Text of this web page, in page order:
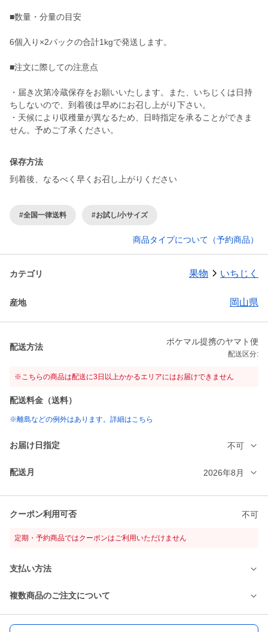
■数量・分量の目安
6個入り×2パックの合計1kgで発送します。
■注文に際しての注意点
・届き次第冷蔵保存をお願いいたします。また、いちじくは日持
ちしないので、到着後は早めにお召し上がり下さい。
・天候により収穫量が異なるため、日時指定を承ることができま
せん。予めご了承ください。
保存方法
到着後、なるべく早くお召し上がりください
#全国一律送料 #お試し/小サイズ
商品タイプについて（予約商品）
カテゴリ 果物 いちじく
産地 岡山県
配送方法
ポケマル提携のヤマト便
配送区分:
※こちらの商品は配送に3日以上かかるエリアにはお届けできません
配送料金（送料）
※離島などの例外はあります。詳細はこちら
お届け日指定 不可
配送月 2026年8月
クーポン利用可否 不可
定期・予約商品ではクーポンはご利用いただけません
支払い方法
複数商品のご注文について